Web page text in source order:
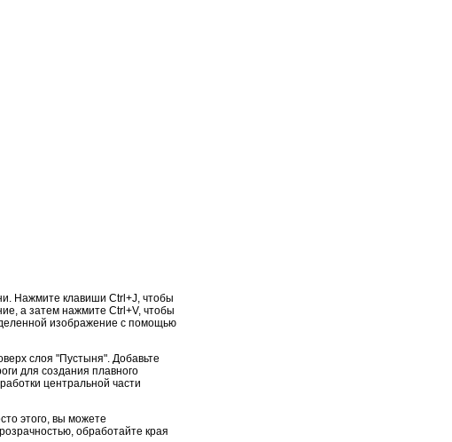
Нажмите клавиши Ctrl+J, чтобы
а затем нажмите Ctrl+V, чтобы
изображение с помощью
слоя "Пустыня". Добавьте
для создания плавного
центральной части
этого, вы можете
обработайте края